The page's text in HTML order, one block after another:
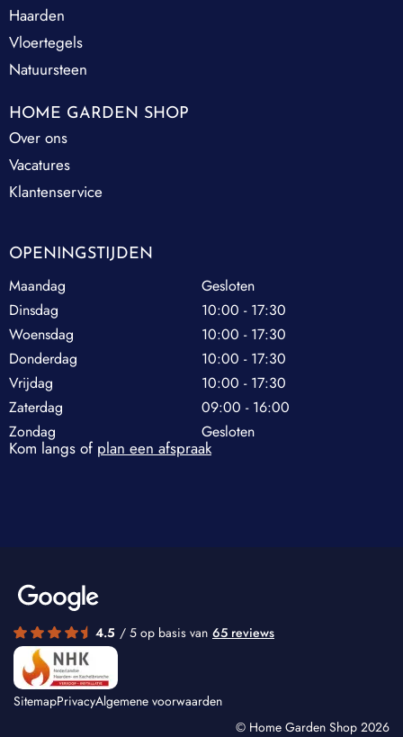
Haarden
Vloertegels
Natuursteen
HOME GARDEN SHOP
Over ons
Vacatures
Klantenservice
OPENINGSTIJDEN
Maandag
Gesloten
Dinsdag
10:00 - 17:30
Woensdag
10:00 - 17:30
Donderdag
10:00 - 17:30
Vrijdag
10:00 - 17:30
Zaterdag
09:00 - 16:00
Zondag
Gesloten
Kom langs of plan een afspraak
4.5 / 5 op basis van 65 reviews
SitemapPrivacyAlgemene voorwaarden
© Home Garden Shop 2026